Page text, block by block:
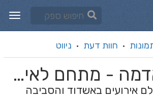
· חוות דעת · ניווט
אדמה - מתחם לאירועים וכנסים
אירועים באשדוד והסביבה